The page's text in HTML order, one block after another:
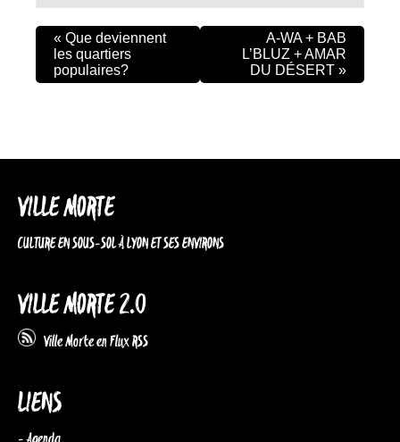
« Que deviennent
les quartiers
populaires?
A-WA + BAB
L’BLUZ + AMAR
DU DÉSERT »
VILLE MORTE
CULTURE EN SOUS-SOL À LYON ET SES ENVIRONS
VILLE MORTE 2.0
Ville Morte en Flux RSS
LIENS